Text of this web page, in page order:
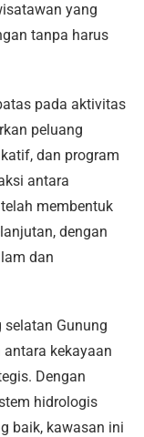
yang
tanpa harus
pada aktivitas
peluang
dan program
antara
membentuk
dengan
dan
selatan Gunung
kekayaan
Dengan
hidrologis
baik, kawasan ini